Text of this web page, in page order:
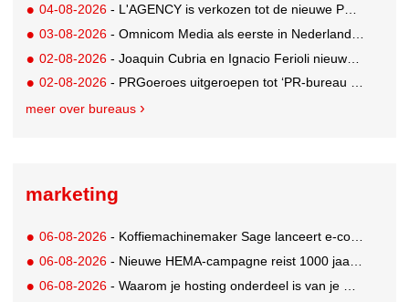
04-08-2026 - L'AGENCY is verkozen tot de nieuwe PR-partner van KoRo
03-08-2026 - Omnicom Media als eerste in Nederland actief met advertenties in ChatGPT
02-08-2026 - Joaquin Cubria en Ignacio Ferioli nieuwe Global CCO’s GUT, Renata Neumann Global Head of Production
02-08-2026 - PRGoeroes uitgeroepen tot ‘PR-bureau van het jaar 2026’
meer over bureaus
marketing
06-08-2026 - Koffiemachinemaker Sage lanceert e-commerceplatform voor koffieliefhebbers
06-08-2026 - Nieuwe HEMA-campagne reist 1000 jaar terug in de tijd naar 'Hemastein'
06-08-2026 - Waarom je hosting onderdeel is van je merkstrategie